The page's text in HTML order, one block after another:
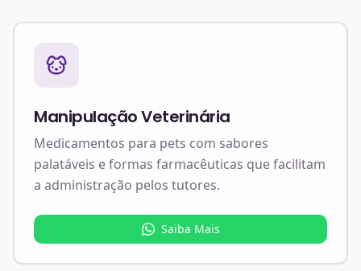
Manipulação Veterinária
Medicamentos para pets com sabores
palatáveis e formas farmacêuticas que facilitam
a administração pelos tutores.
Saiba Mais